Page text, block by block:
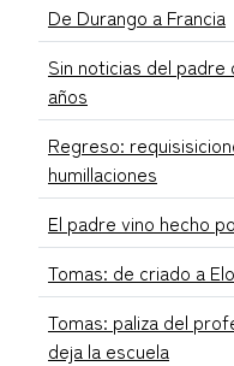
De Durango a Francia
Sin noticias del padre
años
Regreso:
humillaciones
El padre vino hecho
Tomas: de criado a
Tomas: paliza del
deja la escuela